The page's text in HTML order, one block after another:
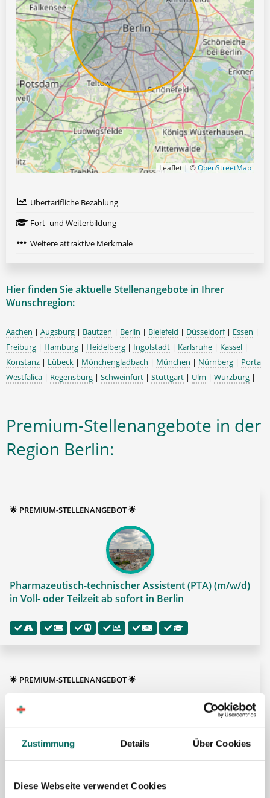
Zustimmung Details Über Cookies
Diese Webseite verwendet Cookies
Leaflet | ©OpenStreetMap
Übertarifliche Bezahlung
Fort- und Weiterbildung
Weitere attraktive Merkmale
Hier finden Sie aktuelle Stellenangebote in Ihrer
Wunschregion:
Aachen | Augsburg | Bautzen | Berlin | Bielefeld | Düsseldorf| Essen |
Freiburg | Hamburg | Heidelberg | Ingolstadt | Karlsruhe | Kassel |
Konstanz | Lübeck | Mönchengladbach | München | Nürnberg | Porta
Westfalica | Regensburg | Schweinfurt | Stuttgart | Ulm | Würzburg |
Premium-Stellenangebote in der
Region Berlin:
🌟 PREMIUM-STELLENANGEBOT 🌟
Pharmazeutisch-technischer Assistent (PTA) (m/w/d)
in Voll- oder Teilzeit ab sofort in Berlin
🌟 PREMIUM-STELLENANGEBOT 🌟